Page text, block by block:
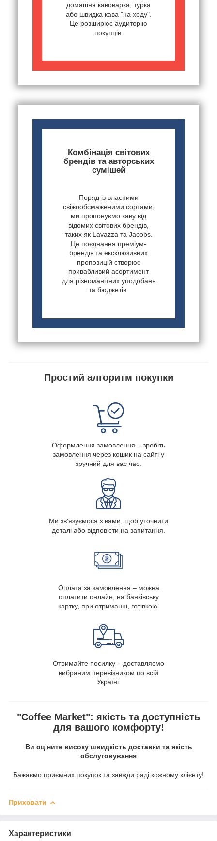
домашня кавоварка, турка
або швидка кава "на ходу".
Це розширює аудиторію
покупців.
Комбінація світових
брендів та авторських
сумішей
Поряд із власними
свіжообсмаженими сортами,
ми пропонуємо каву від
відомих світових брендів,
таких як Lavazza та Jacobs.
Це поєднання преміум-
брендів та ексклюзивних
пропозицій створює
привабливий асортимент
для різноманітних уподобань
та бюджетів.
Простий алгоритм покупки
Оформлення замовлення – зробіть
замовлення через кошик на сайті у
зручний для вас час.
Ми зв'язуємося з вами, щоб уточнити
деталі або відповісти на запитання.
Оплата за замовлення – можна
оплатити онлайн, на банківську
картку, при отриманні, готівкою.
Отримайте посилку – доставляємо
вибраним перевізником по всій
Україні.
"Coffee Market": якість та доступність
для вашого комфорту!
Ви оціните високу швидкість доставки та якість
обслуговування
Бажаємо приємних покупок та завжди раді кожному клієнту!
Приховати
Характеристики